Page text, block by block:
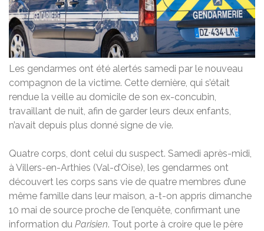
Les gendarmes ont été alertés samedi par le nouveau
compagnon de la victime. Cette dernière, qui s’était
rendue la veille au domicile de son ex-concubin,
travaillant de nuit, afin de garder leurs deux enfants,
n’avait depuis plus donné signe de vie.
Quatre corps, dont celui du suspect. Samedi après-midi,
à Villers-en-Arthies (Val-d’Oise), les gendarmes ont
découvert les corps sans vie de quatre membres d’une
même famille dans leur maison, a-t-on appris dimanche
10 mai de source proche de l’enquête, confirmant une
information du Parisien. Tout porte à croire que le père